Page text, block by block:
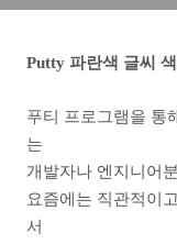
Putty 파란색 글씨
푸티 프로그램을 통
는
개발자나 엔지니어
요즘에는 직관적이
서